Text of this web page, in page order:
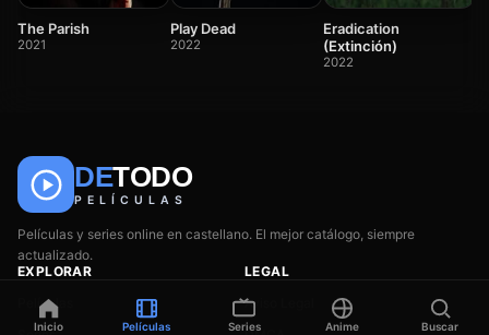
The Parish
2021
Play Dead
2022
Eradication
(Extinción)
2022
DETODO
PELÍCULAS
Películas y series online en castellano. El mejor catálogo, siempre
actualizado.
EXPLORAR
Películas
LEGAL
Aviso Legal
Inicio Películas Series Anime Buscar
Películas